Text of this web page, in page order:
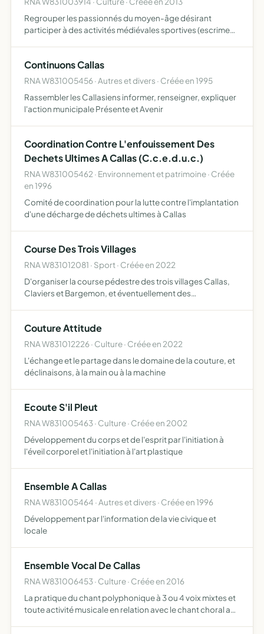
Regrouper les passionnés du moyen-âge désirant
participer à des activités médiévales sportives (escrime
historiques, c…
Continuons Callas
RNA W831005456 · Autres et divers · Créée en 1995
Rassembler les Callasiens informer, renseigner, expliquer
l'action municipale Présente et Avenir
Coordination Contre L'enfouissement Des
Dechets Ultimes A Callas (C.c.e.d.u.c.)
RNA W831005462 · Environnement et patrimoine · Créée
en 1996
Comité de coordination pour la lutte contre l'implantation
d'une décharge de déchets ultimes à Callas
Course Des Trois Villages
RNA W831012081 · Sport · Créée en 2022
D'organiser la course pédestre des trois villages Callas,
Claviers et Bargemon, et éventuellement des
Couture Attitude
RNA W831012226 · Culture · Créée en 2022
L'échange et le partage dans le domaine de la couture, et
déclinaisons, à la main ou à la machine
Ecoute S'il Pleut
RNA W831005463 · Culture · Créée en 2002
Développement du corps et de l'esprit par l'initiation à
l'éveil corporel et l'initiation à l'art plastique
Ensemble A Callas
RNA W831005464 · Autres et divers · Créée en 1996
Développement par l'information de la vie civique et
locale
Ensemble Vocal De Callas
RNA W831006453 · Culture · Créée en 2016
La pratique du chant polyphonique à 3 ou 4 voix mixtes et
toute activité musicale en relation avec le chant choral afin